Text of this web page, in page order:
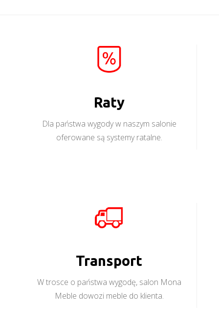
Raty
Dla państwa wygody w naszym salonie
oferowane są systemy ratalne.
Transport
W trosce o państwa wygodę, salon Mona
Meble dowozi meble do klienta.